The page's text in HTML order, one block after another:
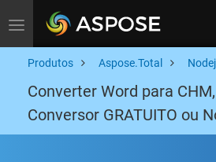
Toggle navigation
Produtos Aspose.Total
Converter Word para
Conversor GRATUITO ou